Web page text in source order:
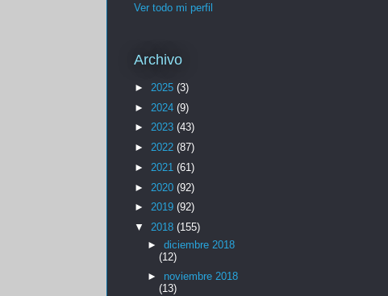
Ver todo mi perfil
Archivo
► 2025 (3)
► 2024 (9)
► 2023 (43)
► 2022 (87)
► 2021 (61)
► 2020 (92)
► 2019 (92)
▼ 2018 (155)
► diciembre 2018
(12)
► noviembre 2018
(13)